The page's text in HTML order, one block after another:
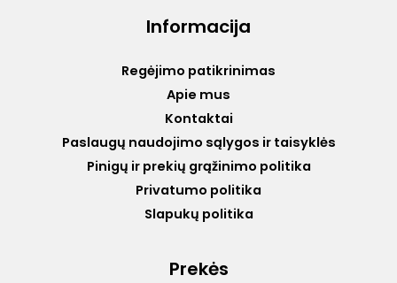
Informacija
Regėjimo patikrinimas
Apie mus
Kontaktai
Paslaugų naudojimo sąlygos ir taisyklės
Pinigų ir prekių grąžinimo politika
Privatumo politika
Slapukų politika
Prekės